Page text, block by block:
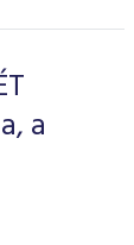
a